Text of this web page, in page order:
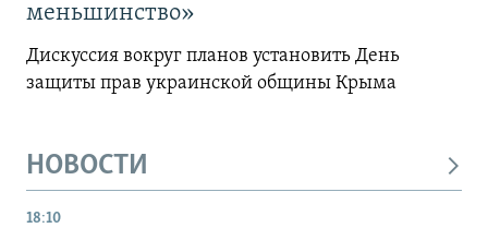
меньшинство»
Дискуссия вокруг планов установить День
защиты прав украинской общины Крыма
НОВОСТИ
18:10